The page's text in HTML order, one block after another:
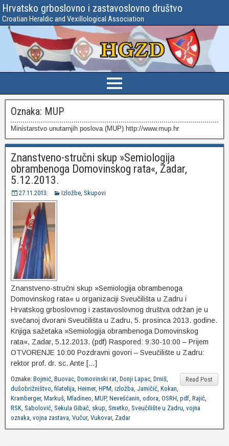
Hrvatsko grboslovno i zastavoslovno društvo
Croatian Heraldic and Vexillological Association
Oznaka: MUP
Ministarstvo unutarnjih poslova (MUP) http://www.mup.hr
Znanstveno-stručni skup »Semiologija
obrambenoga Domovinskog rata«, Zadar,
5.12.2013.
27.11.2013. Izložbe, Skupovi
Znanstveno-stručni skup »Semiologija obrambenoga
Domovinskog rata« u organizaciji Sveučilišta u Zadru i
Hrvatskog grboslovnog i zastavoslovnog društva održan je u
svečanoj dvorani Sveučilišta u Zadru, 5. prosinca 2013. godine.
Knjiga sažetaka »Semiologija obrambenoga Domovinskog
rata«, Zadar, 5.12.2013. (pdf) Raspored: 9:30-10:00 – Prijem
OTVORENJE 10:00 Pozdravni govori – Sveučilište u Zadru:
rektor prof. dr. sc. Ante […]
Read Post
Oznake: Bojmić, Buovac, Domovinski rat, Donji Lapac, Drniš,
dušobrižništvo, filatelija, Heimer, HPM, izložba, Jamičić, Kokan,
Kramberger, Markuš, Mladineo, MUP, Nevešćanin, odora, OSRH, pdf, Rajič,
RSK, Sabolović, Sekula Gibač, skup, Smetko, Sveučilište u Zadru, vojna
oznaka, vojna zastava, Vučur, Vukovar, Zadar